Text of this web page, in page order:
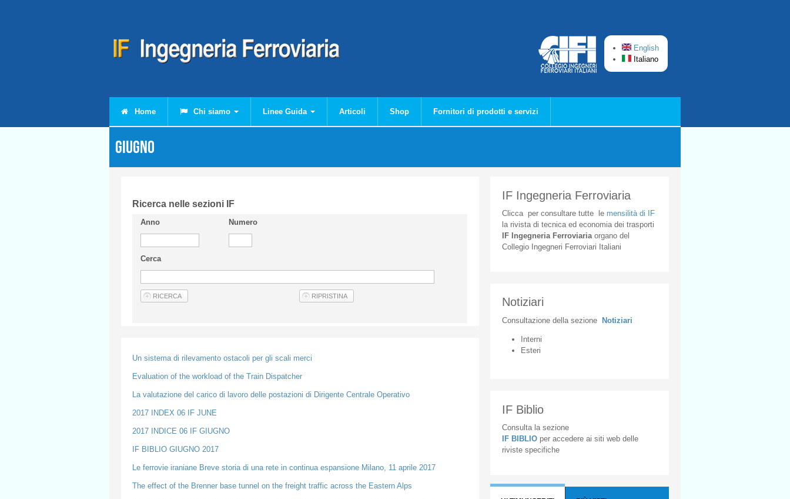
English
Italiano
Home Chi siamo Linee Guida Articoli Shop Fornitori di prodotti e servizi
Giugno
Ricerca nelle sezioni IF
Anno Numero
Cerca
Un sistema di rilevamento ostacoli per gli scali merci
Evaluation of the workload of the Train Dispatcher
La valutazione del carico di lavoro delle postazioni di Dirigente Centrale Operativo
2017 INDEX 06 IF JUNE
2017 INDICE 06 IF GIUGNO
IF BIBLIO GIUGNO 2017
Le ferrovie iraniane Breve storia di una rete in continua espansione Milano, 11 aprile 2017
The effect of the Brenner base tunnel on the freight traffic across the Eastern Alps
IF Ingegneria Ferroviaria
Cliccaper consultare tuttele mensilità di IF
la rivista di tecnica ed economia dei trasporti
IF Ingegneria Ferroviaria organodel
Collegio
Ingegneri Ferroviari Italiani
Notiziari
Consultazione della sezione Notiziari
Interni
Esteri
IF Biblio
Consulta la sezione
IF BIBLIO per accedere ai siti web delle
riviste specifiche